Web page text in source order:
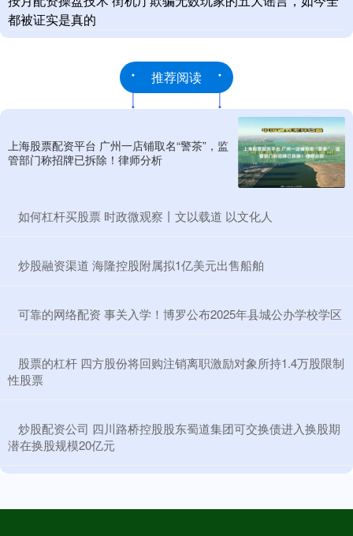
都被证实是真的
推荐阅读
上海股票配资平台 广州一店铺取名“警茶”，监
管部门称招牌已拆除！律师分析
​如何杠杆买股票 时政微观察丨文以载道 以文化人
​炒股融资渠道 海隆控股附属拟1亿美元出售船舶
​可靠的网络配资 事关入学！博罗公布2025年县城公办学校学区
​股票的杠杆 四方股份将回购注销离职激励对象所持1.4万股限制
性股票
​炒股配资公司 四川路桥控股股东蜀道集团可交换债进入换股期
潜在换股规模20亿元